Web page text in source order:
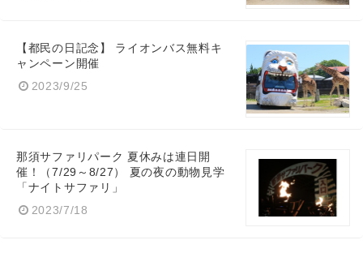
【都民の日記念】 ライオンバス無料キ
ャンペーン開催
2023/9/25
那須サファリパーク 夏休みは連日開
催！（7/29～8/27） 夏の夜の動物見学
「ナイトサファリ」
2023/7/18